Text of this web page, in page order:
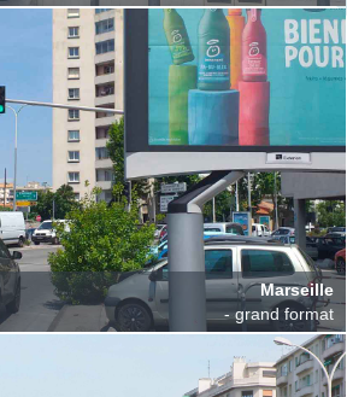
Marseille
- grand format